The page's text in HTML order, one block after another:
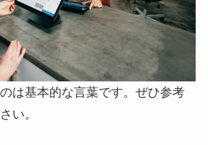
は基本的な言葉です。ぜひ参考
い。